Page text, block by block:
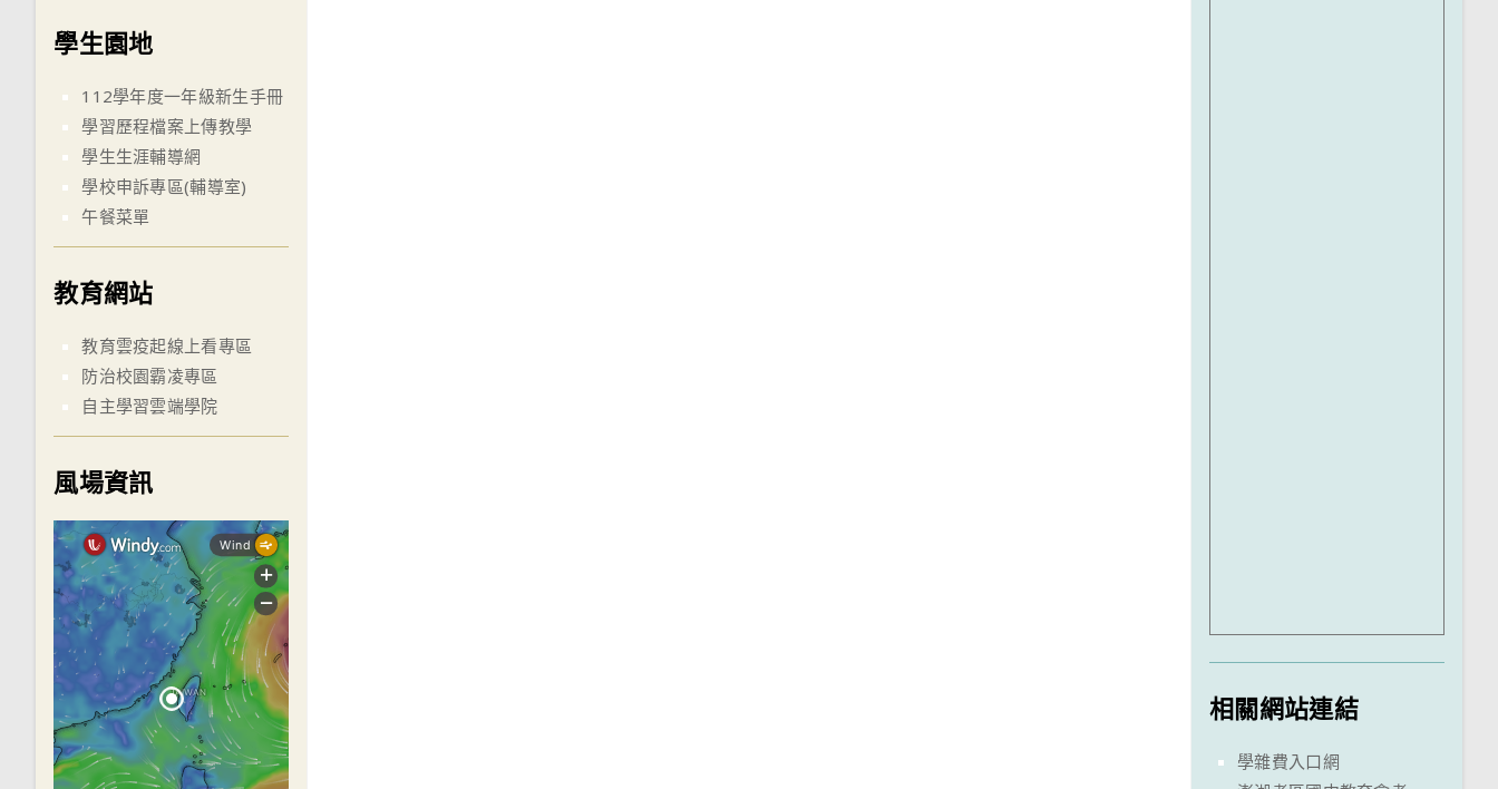
學生園地
112學年度一年級新生手冊
學習歷程檔案上傳教學
學生生涯輔導網
學校申訴專區(輔導室)
午餐菜單
教育網站
教育雲疫起線上看專區
防治校園霸凌專區
自主學習雲端學院
風場資訊
相關網站連結
學雜費入口網